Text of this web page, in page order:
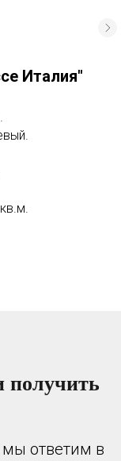
Италия"
получить
ответим в